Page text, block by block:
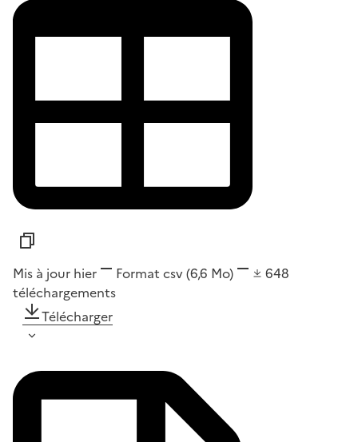
Mis à jour hier Format csv(6,6 Mo)
648
téléchargements
Télécharger